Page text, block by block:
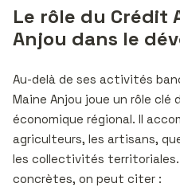
Le rôle du Crédit
Anjou dans le
Au-delà de ses activités
Maine Anjou joue un rôle clé
économique régional. Il
agriculteurs, les artisans,
les collectivités territoriales.
concrètes, on peut citer :